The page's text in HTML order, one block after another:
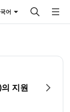
어
지원